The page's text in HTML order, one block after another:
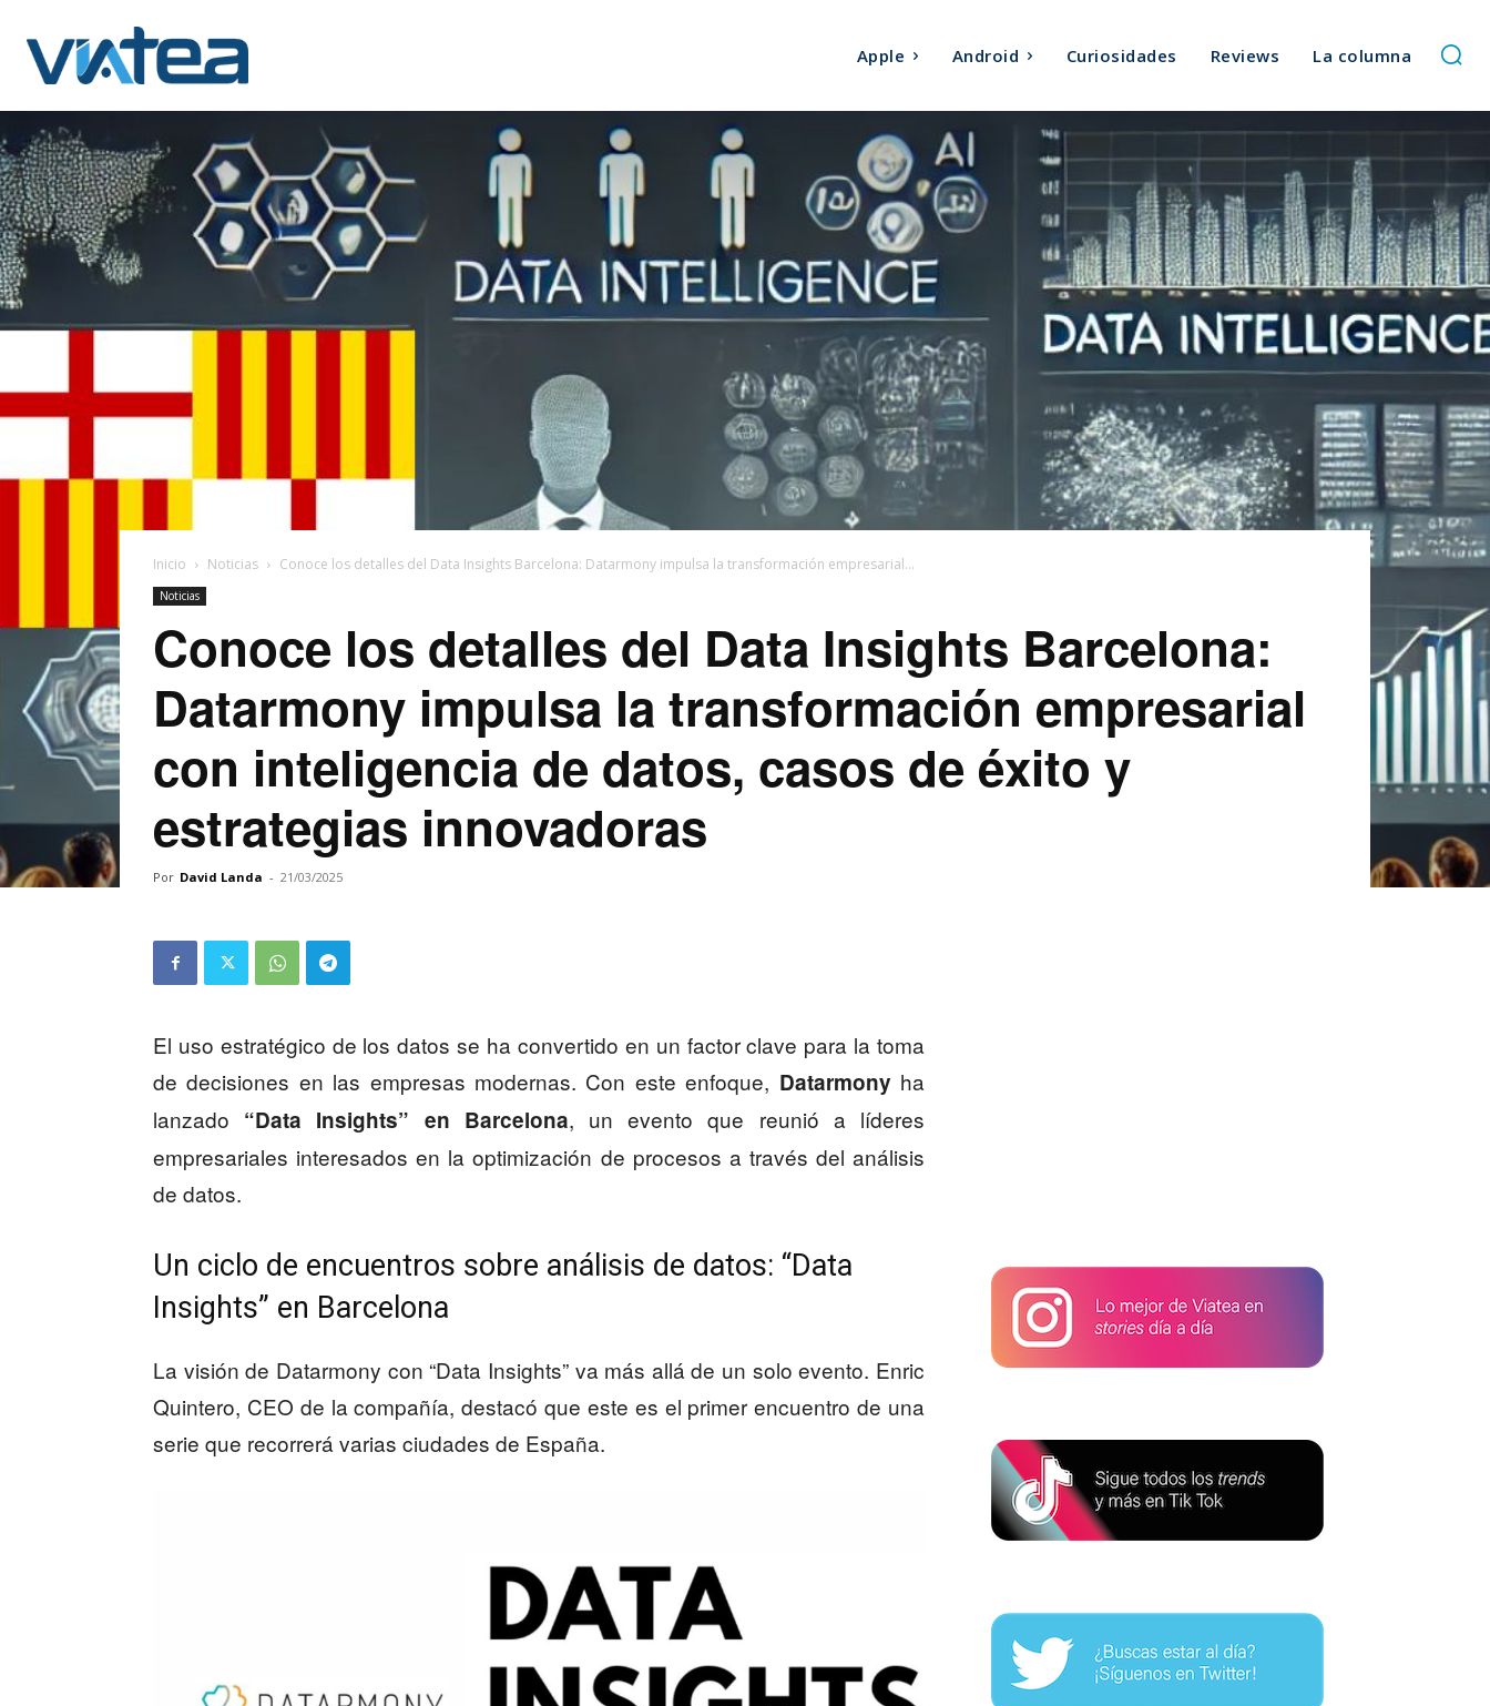
Apple Android Curiosidades Reviews La columna
Inicio Noticias Conoce los detalles del Data Insights Barcelona: Datarmony impulsa la transformación empresarial...
Noticias
Conoce los detalles del Data Insights Barcelona:
Datarmony impulsa la transformación empresarial
con inteligencia de datos, casos de éxito y
estrategias innovadoras
Por David Landa - 21/03/2025
El uso estratégico de los datos se ha convertido en un factor clave para la toma
de decisiones en las empresas modernas. Con este enfoque, Datarmony ha
lanzado “Data Insights” en Barcelona, un evento que reunió a líderes
empresariales interesados en la optimización de procesos a través del análisis
de datos.
Un ciclo de encuentros sobre análisis de datos: “Data
Insights” en Barcelona
La visión de Datarmony con “Data Insights” va más allá de un solo evento. Enric
Quintero, CEO de la compañía, destacó que este es el primer encuentro de una
serie que recorrerá varias ciudades de España.